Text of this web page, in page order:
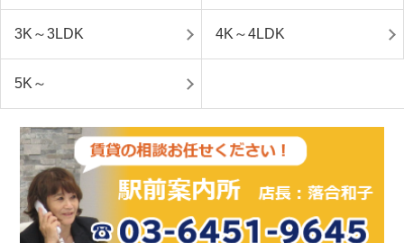
3K～3LDK 4K～4LDK
5K～